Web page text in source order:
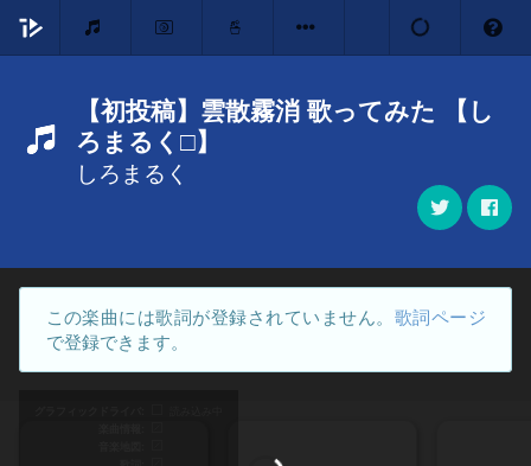
【初投稿】雲散霧消 歌ってみた 【し
ろまるく□】
しろまるく
この楽曲には歌詞が登録されていません。 歌詞ページ
で登録できます。